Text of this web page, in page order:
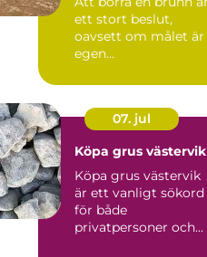
ett stort beslut,
oavsett om målet är
egen
eller bergvärme. ...
07. jul
Köpa grus västervik
Köpa grus västervik
är ett vanligt sökord
för både
privatpersoner och